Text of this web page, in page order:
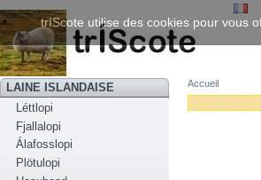
LAINE ISLANDAISE
Léttlopi
Fjallalopi
Álafosslopi
Plötulopi
Accueil
trIScote utilise des cookies pour vous